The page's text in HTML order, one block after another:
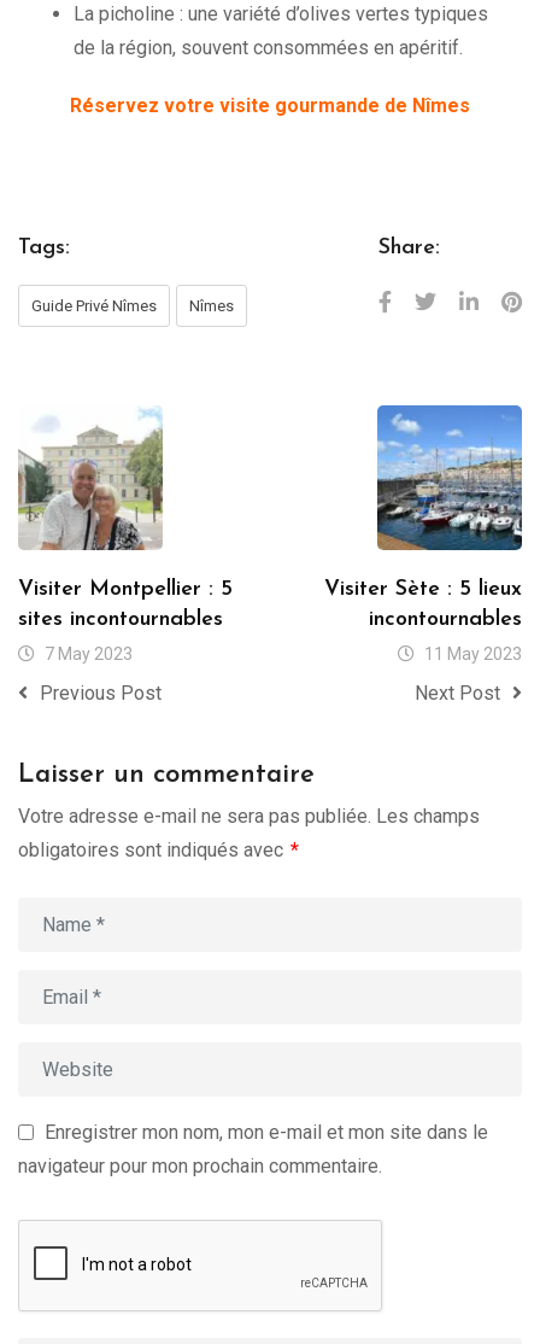
La picholine : une variété d’olives vertes typiques
de la région, souvent consommées en apéritif.
Réservez votre visite gourmande de Nîmes
Tags:
Guide Privé Nîmes Nîmes
Share:
Visiter Montpellier : 5
sites incontournables
7 May 2023
Previous Post
Visiter Sète : 5 lieux
incontournables
11 May 2023
Next Post
Laisser un commentaire
Votre adresse e-mail ne sera pas publiée. Les champs
obligatoires sont indiqués avec *
Enregistrer mon nom, mon e-mail et mon site dans le
navigateur pour mon prochain commentaire.